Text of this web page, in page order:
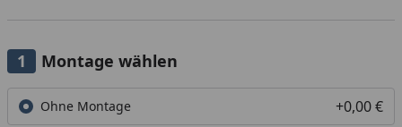
Montage wählen
Ohne Montage +0,00 €